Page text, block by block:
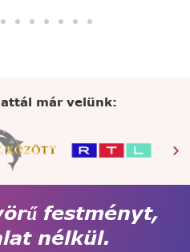
már velünk:
festményt,
nélkül.